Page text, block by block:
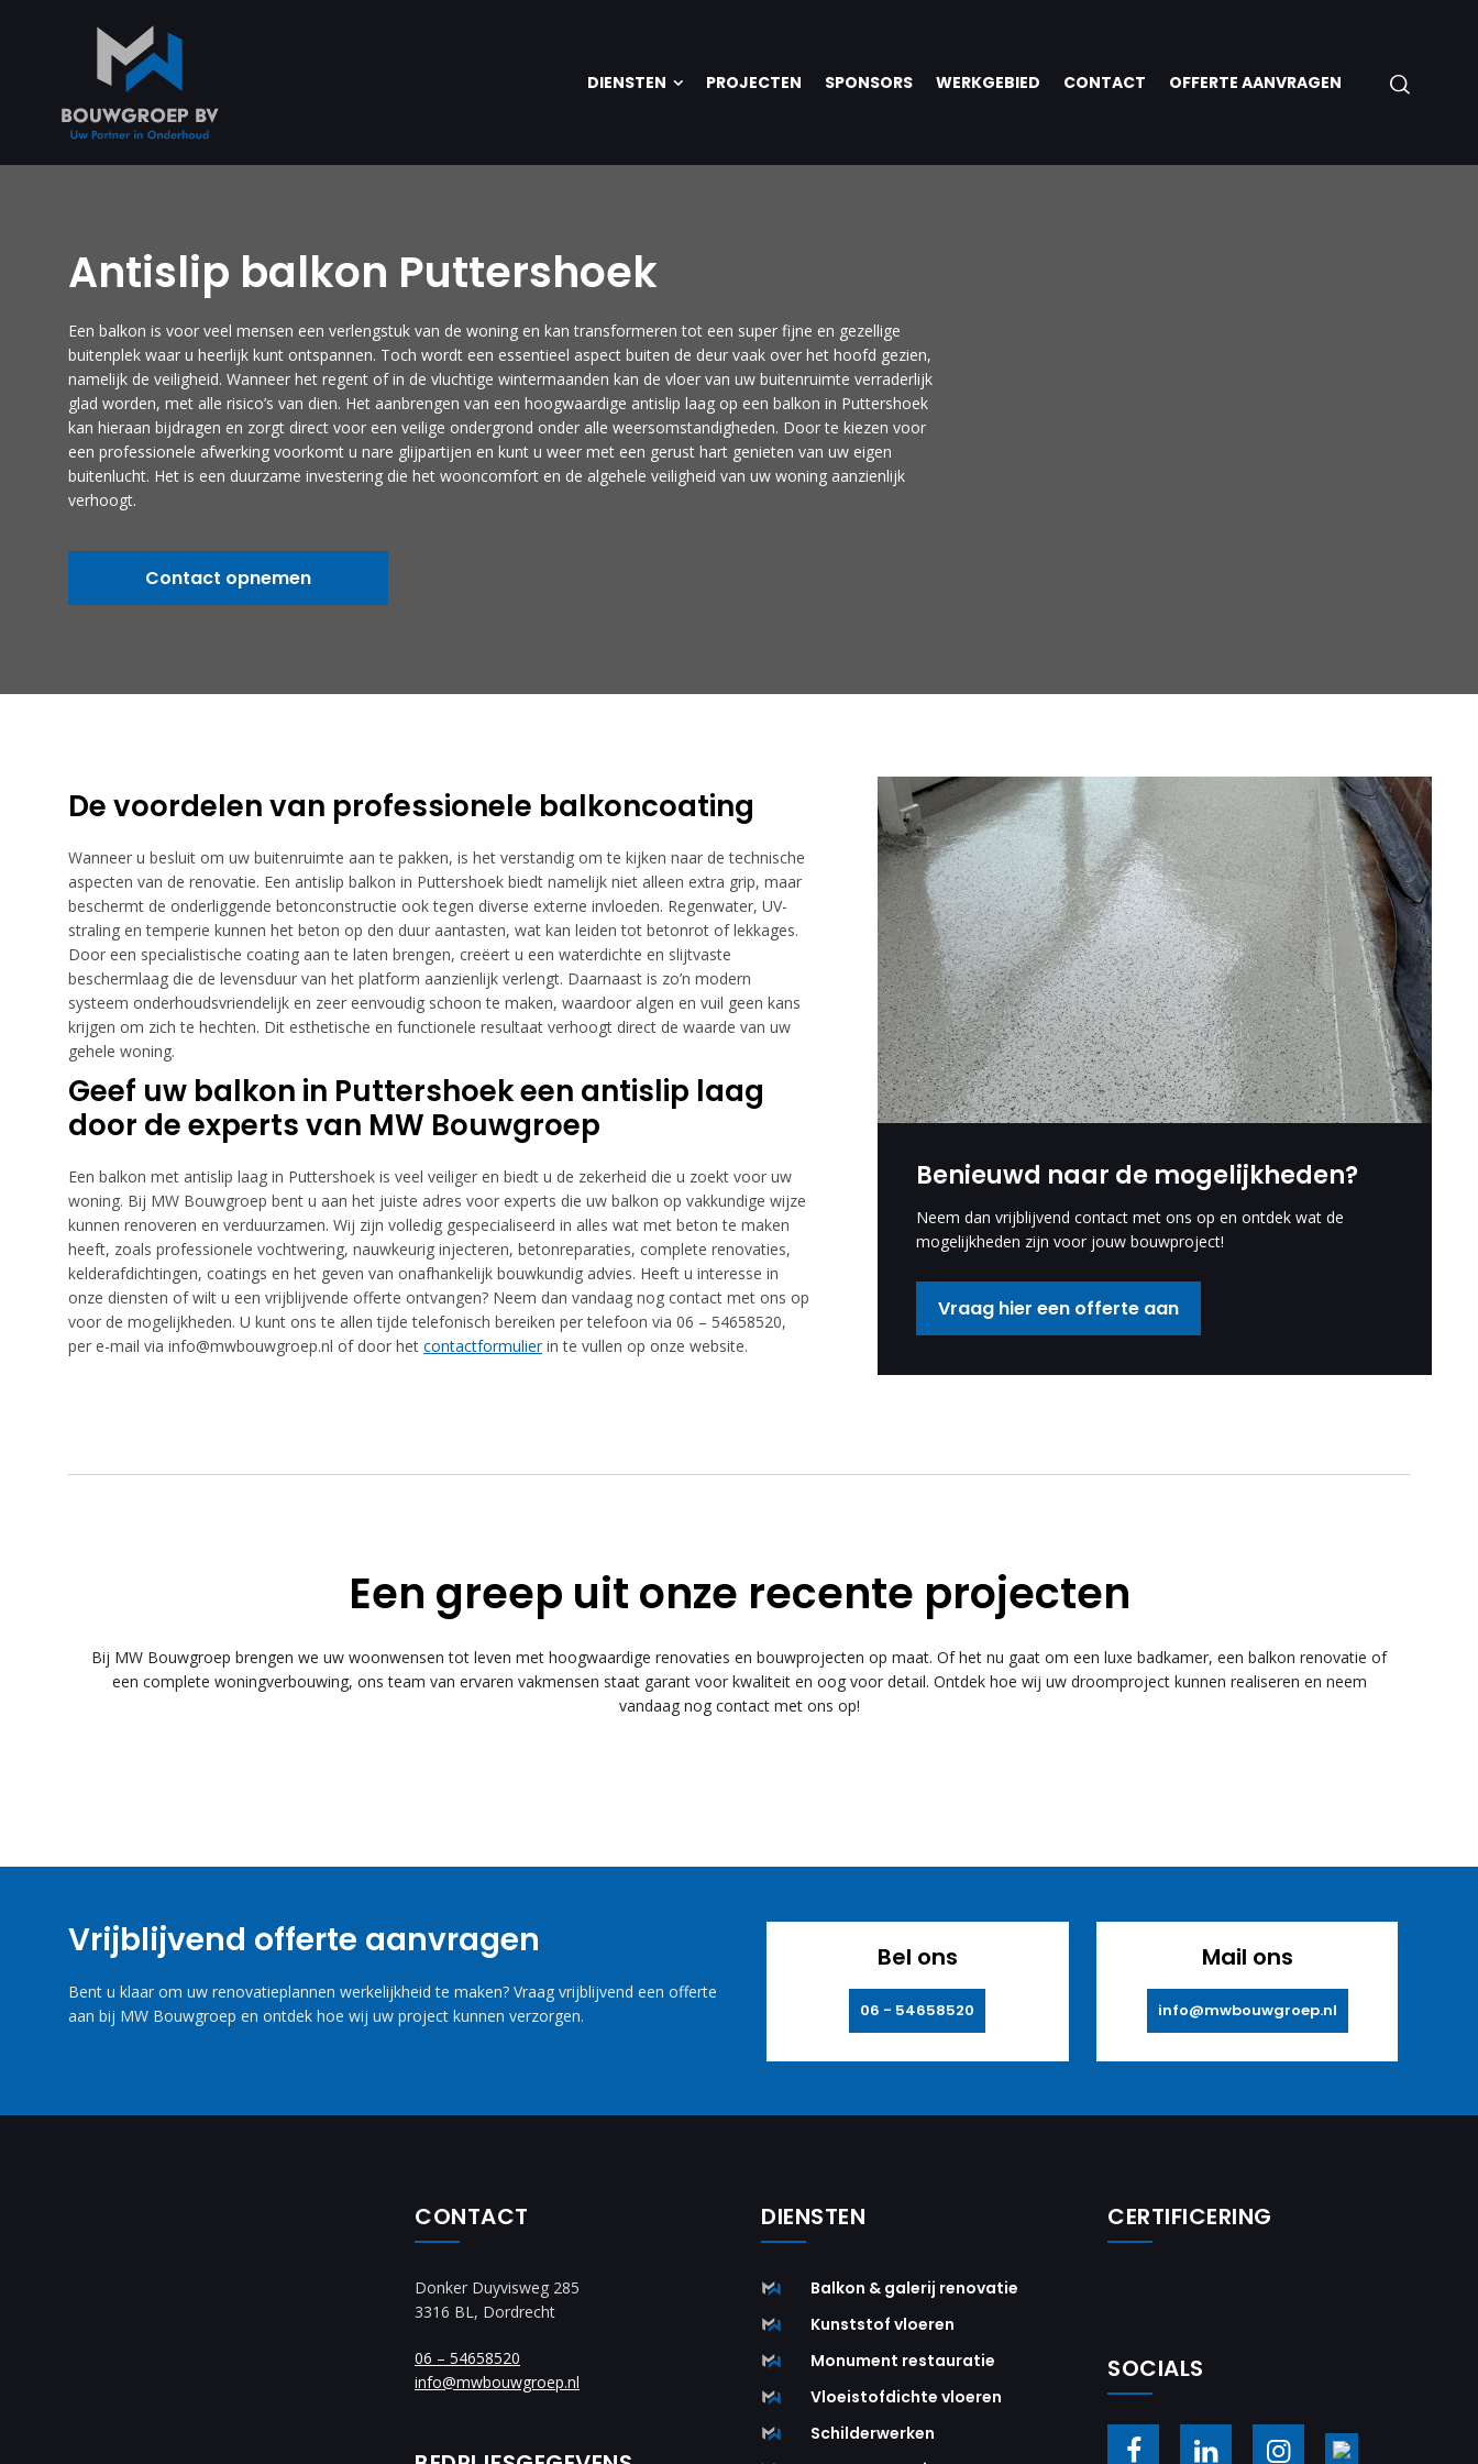
DIENSTEN PROJECTEN SPONSORS WERKGEBIED CONTACT OFFERTE AANVRAGEN
Antislip balkon Puttershoek
Een balkon is voor veel mensen een verlengstuk van de woning en kan transformeren tot een super fijne en gezellige
buitenplek waar u heerlijk kunt ontspannen. Toch wordt een essentieel aspect buiten de deur vaak over het hoofd gezien,
namelijk de veiligheid. Wanneer het regent of in de vluchtige wintermaanden kan de vloer van uw buitenruimte verraderlijk
glad worden, met alle risico’s van dien. Het aanbrengen van een hoogwaardige antislip laag op een balkon in Puttershoek
kan hieraan bijdragen en zorgt direct voor een veilige ondergrond onder alle weersomstandigheden. Door te kiezen voor
een professionele afwerking voorkomt u nare glijpartijen en kunt u weer met een gerust hart genieten van uw eigen
buitenlucht. Het is een duurzame investering die het wooncomfort en de algehele veiligheid van uw woning aanzienlijk
verhoogt.
Contact opnemen
De voordelen van professionele balkoncoating
Wanneer u besluit om uw buitenruimte aan te pakken, is het verstandig om te kijken naar de technische
aspecten van de renovatie. Een antislip balkon in Puttershoek biedt namelijk niet alleen extra grip, maar
beschermt de onderliggende betonconstructie ook tegen diverse externe invloeden. Regenwater, UV-
straling en temperie kunnen het beton op den duur aantasten, wat kan leiden tot betonrot of lekkages.
Door een specialistische coating aan te laten brengen, creëert u een waterdichte en slijtvaste
beschermlaag die de levensduur van het platform aanzienlijk verlengt. Daarnaast is zo’n modern
systeem onderhoudsvriendelijk en zeer eenvoudig schoon te maken, waardoor algen en vuil geen kans
krijgen om zich te hechten. Dit esthetische en functionele resultaat verhoogt direct de waarde van uw
gehele woning.
Geef uw balkon in Puttershoek een antislip laag
door de experts van MW Bouwgroep
Een balkon met antislip laag in Puttershoek is veel veiliger en biedt u de zekerheid die u zoekt voor uw
woning. Bij MW Bouwgroep bent u aan het juiste adres voor experts die uw balkon op vakkundige wijze
kunnen renoveren en verduurzamen. Wij zijn volledig gespecialiseerd in alles wat met beton te maken
heeft, zoals professionele vochtwering, nauwkeurig injecteren, betonreparaties, complete renovaties,
kelderafdichtingen, coatings en het geven van onafhankelijk bouwkundig advies. Heeft u interesse in
onze diensten of wilt u een vrijblijvende offerte ontvangen? Neem dan vandaag nog contact met ons op
voor de mogelijkheden. U kunt ons te allen tijde telefonisch bereiken per telefoon via 06 – 54658520,
per e-mail via info@mwbouwgroep.nl of door het contactformulierin te vullen op onze website.
Benieuwd naar de mogelijkheden?
Neem dan vrijblijvend contact met ons op en ontdek wat de
mogelijkheden zijn voor jouw bouwproject!
Vraag hier een offerte aan
Een greep uit onze recente projecten
Bij MW Bouwgroep brengen we uw woonwensen tot leven met hoogwaardige renovaties en bouwprojecten op maat. Of het nu gaat om een luxe badkamer, een balkon renovatie of
een complete woningverbouwing, ons team van ervaren vakmensen staat garant voor kwaliteit en oog voor detail. Ontdek hoe wij uw droomproject kunnen realiseren en neem
vandaag nog contact met ons op!
Vrijblijvend offerte aanvragen
Bent u klaar om uw renovatieplannen werkelijkheid te maken? Vraag vrijblijvend een offerte
aan bij MW Bouwgroep en ontdek hoe wij uw project kunnen verzorgen.
Bel ons
06 - 54658520
Mail ons
info@mwbouwgroep.nl
CONTACT
Donker Duyvisweg 285
3316 BL, Dordrecht
06 – 54658520
info@mwbouwgroep.nl
DIENSTEN
Balkon & galerij renovatie
Kunststof vloeren
Monument restauratie
Vloeistofdichte vloeren
Schilderwerken
CERTIFICERING
SOCIALS